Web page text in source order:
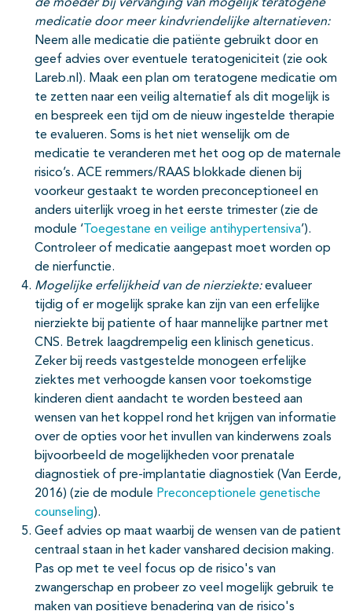
de moeder bij vervanging van mogelijk teratogene
medicatie door meer kindvriendelijke alternatieven:
Neem alle medicatie die patiënte gebruikt door en
geef advies over eventuele teratogeniciteit (zie ook
Lareb.nl). Maak een plan om teratogene medicatie om
te zetten naar een veilig alternatief als dit mogelijk is
en bespreek een tijd om de nieuw ingestelde therapie
te evalueren. Soms is het niet wenselijk om de
medicatie te veranderen met het oog op de maternale
risico’s. ACE remmers/RAAS blokkade dienen bij
voorkeur gestaakt te worden preconceptioneel en
anders uiterlijk vroeg in het eerste trimester (zie de
module ‘ Toegestane en veilige antihypertensiva’).
Controleer of medicatie aangepast moet worden op
de nierfunctie.
Mogelijke erfelijkheid van de nierziekte:evalueer
tijdig of er mogelijk sprake kan zijn van een erfelijke
nierziekte bij patiente of haar mannelijke partner met
CNS. Betrek laagdrempelig een klinisch geneticus.
Zeker bij reeds vastgestelde monogeen erfelijke
ziektes met verhoogde kansen voor toekomstige
kinderen dient aandacht te worden besteed aan
wensen van het koppel rond het krijgen van informatie
over de opties voor het invullen van kinderwens zoals
bijvoorbeeld de mogelijkheden voor prenatale
diagnostiek of pre-implantatie diagnostiek (Van Eerde,
2016) (zie de module Preconceptionele genetische
counseling).
Geef advies op maat waarbij de wensen van de patient
centraal staan in het kader vanshared decision making.
Pas op met te veel focus op de risico's van
zwangerschap en probeer zo veel mogelijk gebruik te
maken van positieve benadering van de risico's